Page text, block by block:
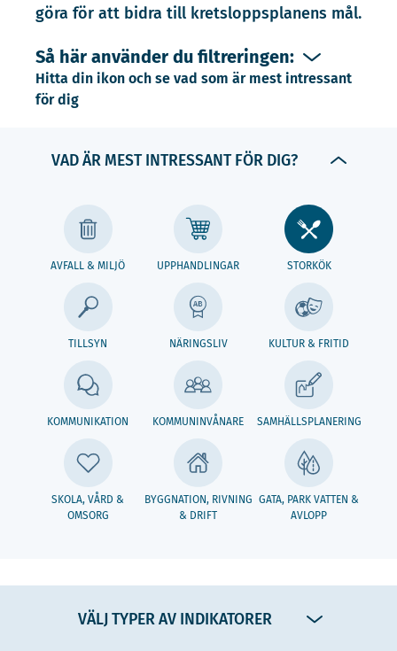
göra för att bidra till kretsloppsplanens mål.
Så här använder du filtreringen:
Hitta din ikon och se vad som är mest intressant
för dig
VAD ÄR MEST INTRESSANT FÖR DIG?
AVFALL & MILJÖ UPPHANDLINGAR STORKÖK
TILLSYN NÄRINGSLIV KULTUR & FRITID
KOMMUNIKATION KOMMUNINVÅNARE SAMHÄLLSPLANERING
SKOLA, VÅRD &
OMSORG
BYGGNATION, RIVNING
& DRIFT
GATA, PARK VATTEN &
AVLOPP
VÄLJ TYPER AV INDIKATORER